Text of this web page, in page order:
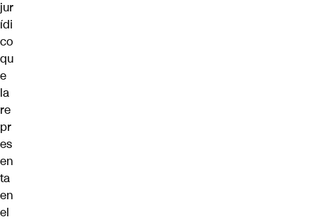
jur
ídi
co
qu
e
la
re
pr
es
en
ta
en
el